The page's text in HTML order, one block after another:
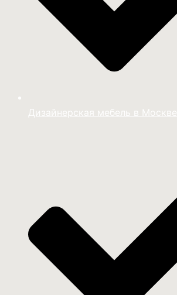
Дизайнерская мебель в Москве